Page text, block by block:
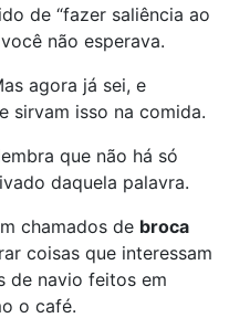
de “fazer saliência ao
não esperava.
agora já sei, e
sirvam isso na comida.
que não há só
daquela palavra.
chamados de broca
coisas que interessam
de navio feitos em
o café.